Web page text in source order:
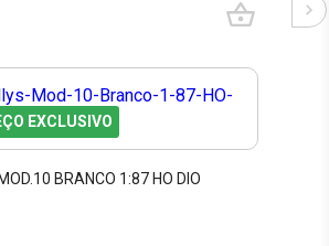
EXCLUSIVO
BRANCO 1:87 HO DIO